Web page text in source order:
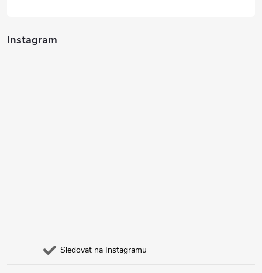
Instagram
Sledovat na Instagramu